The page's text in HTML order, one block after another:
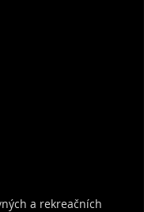
a rekreačních